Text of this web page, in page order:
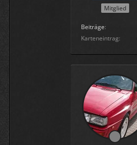
Mitglied
Beiträge
Karteneintrag